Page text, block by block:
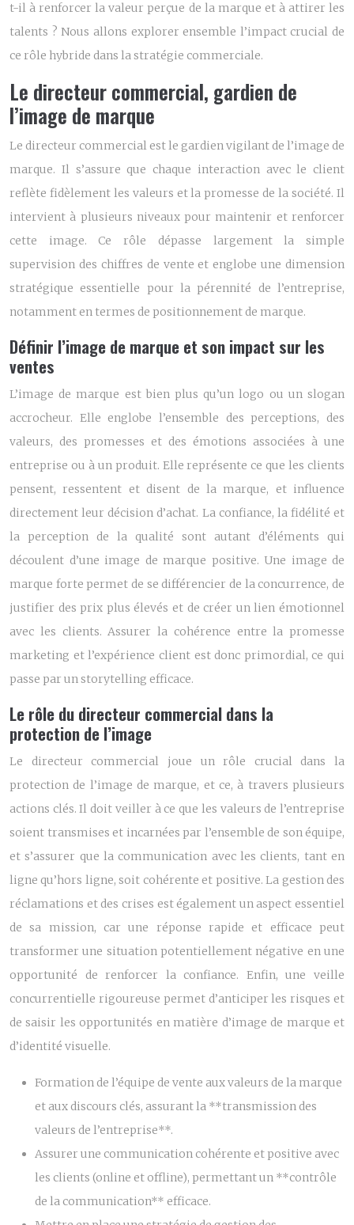
t-il à renforcer la valeur perçue de la marque et à attirer les
talents ? Nous allons explorer ensemble l’impact crucial de
ce rôle hybride dans la stratégie commerciale.
Le directeur commercial, gardien de
l’image de marque
Le directeur commercial est le gardien vigilant de l’image de
marque. Il s’assure que chaque interaction avec le client
reflète fidèlement les valeurs et la promesse de la société. Il
intervient à plusieurs niveaux pour maintenir et renforcer
cette image. Ce rôle dépasse largement la simple
supervision des chiffres de vente et englobe une dimension
stratégique essentielle pour la pérennité de l’entreprise,
notamment en termes de positionnement de marque.
Définir l’image de marque et son impact sur les
ventes
L’image de marque est bien plus qu’un logo ou un slogan
accrocheur. Elle englobe l’ensemble des perceptions, des
valeurs, des promesses et des émotions associées à une
entreprise ou à un produit. Elle représente ce que les clients
pensent, ressentent et disent de la marque, et influence
directement leur décision d’achat. La confiance, la fidélité et
la perception de la qualité sont autant d’éléments qui
découlent d’une image de marque positive. Une image de
marque forte permet de se différencier de la concurrence, de
justifier des prix plus élevés et de créer un lien émotionnel
avec les clients. Assurer la cohérence entre la promesse
marketing et l’expérience client est donc primordial, ce qui
passe par un storytelling efficace.
Le rôle du directeur commercial dans la
protection de l’image
Le directeur commercial joue un rôle crucial dans la
protection de l’image de marque, et ce, à travers plusieurs
actions clés. Il doit veiller à ce que les valeurs de l’entreprise
soient transmises et incarnées par l’ensemble de son équipe,
et s’assurer que la communication avec les clients, tant en
ligne qu’hors ligne, soit cohérente et positive. La gestion des
réclamations et des crises est également un aspect essentiel
de sa mission, car une réponse rapide et efficace peut
transformer une situation potentiellement négative en une
opportunité de renforcer la confiance. Enfin, une veille
concurrentielle rigoureuse permet d’anticiper les risques et
de saisir les opportunités en matière d’image de marque et
d’identité visuelle.
Formation de l’équipe de vente aux valeurs de la marque
et aux discours clés, assurant la **transmission des
valeurs de l’entreprise**.
Assurer une communication cohérente et positive avec
les clients (online et offline), permettant un **contrôle
de la communication** efficace.